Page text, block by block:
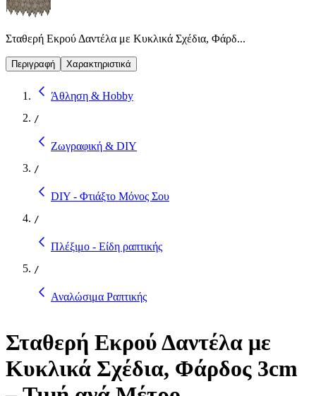
Σταθερή Εκρού Δαντέλα με Κυκλικά Σχέδια, Φάρδ...
Περιγραφή Χαρακτηριστικά
Άθληση & Hobby
/
Ζωγραφική & DIY
/
DIY - Φτιάξτο Μόνος Σου
/
Πλέξιμο - Είδη ραπτικής
/
Αναλώσιμα Ραπτικής
Σταθερή Εκρού Δαντέλα με
Κυκλικά Σχέδια, Φάρδος 3cm